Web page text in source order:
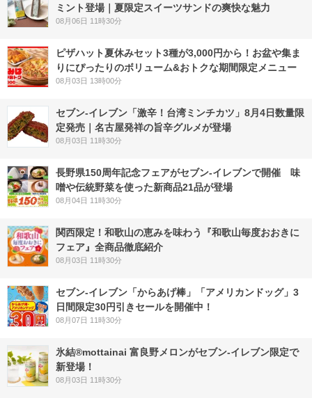
ミント登場｜夏限定スイーツサンドの爽快な魅力
08月06日 11時30分
ピザハット夏休みセット3種が3,000円から！お盆や集ま
りにぴったりのボリューム&おトクな期間限定メニュー
08月03日 13時00分
セブン-イレブン「激辛！台湾ミンチカツ」8月4日数量限
定発売｜名古屋発祥の旨辛グルメが登場
08月03日 11時30分
長野県150周年記念フェアがセブン-イレブンで開催 味
噌や伝統野菜を使った新商品21品が登場
08月04日 11時30分
関西限定！和歌山の恵みを味わう『和歌山毎度おおきに
フェア』全商品徹底紹介
08月03日 11時30分
セブン‐イレブン「からあげ棒」「アメリカンドッグ」3
日間限定30円引きセールを開催中！
08月07日 11時30分
氷結®mottainai 富良野メロンがセブン‐イレブン限定で
新登場！
08月03日 11時30分